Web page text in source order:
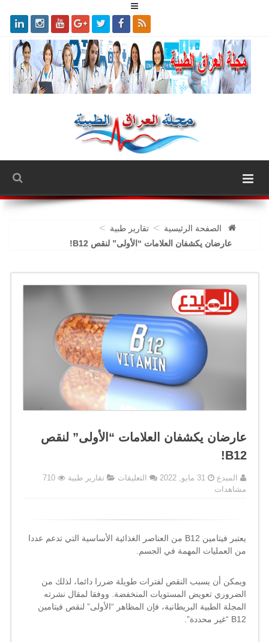
الصفحة الرئيسية > تقارير طبية >
عارضان يكشفان العلامات “الأولى” لنقص B12!
عارضان يكشفان العلامات “الأولى” لنقص
B12!
المبدع 31 مايو, 2022 التعليقات على
“الأولى”
لنقص
تقارير طبية
710
مشاهدات
يعتبر فيتامين B12 من العناصر الغذائية الأساسية التي تدعم عددا
من العمليات المهمة في الجسم.
ويمكن أن يسبب النقص لفترات طويلة ضررا دائما، لذلك من
الضروري تعويض المستويات المنخفضة. ووفقا لمقال نشرته
المجلة الطبية البريطانية، فإن المظاهر “الأولى” لنقص فيتامين
B12 “غير محددة”.